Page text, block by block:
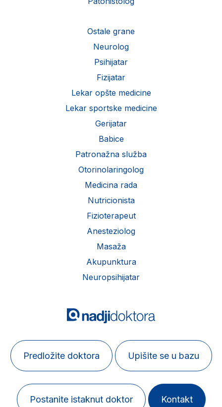
Ostale grane
Neurolog
Psihijatar
Fizijatar
Lekar opšte medicine
Lekar sportske medicine
Gerijatar
Babice
Patronažna služba
Otorinolaringolog
Medicina rada
Nutricionista
Fizioterapeut
Anesteziolog
Masaža
Akupunktura
Neuropsihijatar
Predložite doktora Upišite se u bazu
Postanite istaknut doktor Kontakt